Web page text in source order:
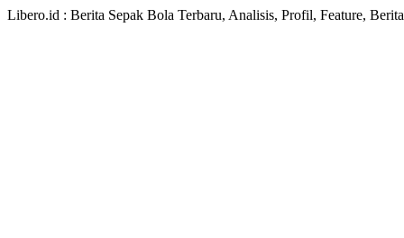
Libero.id : Berita Sepak Bola Terbaru, Analisis, Profil, Feature,